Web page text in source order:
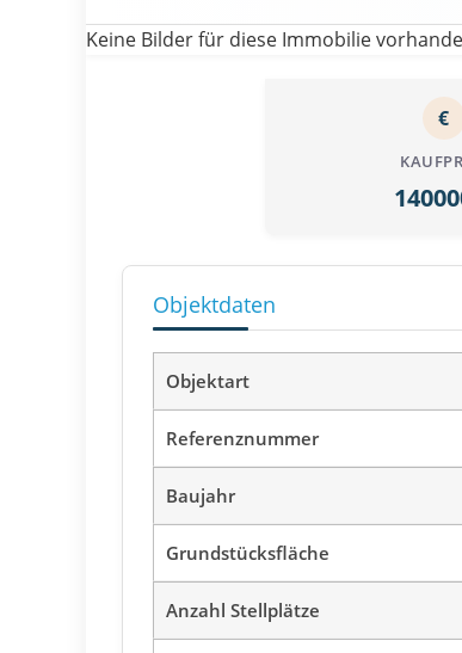
Keine Bilder für diese Immobilie
€
Objektdaten
Objektart
Referenznummer
Baujahr
Grundstücksfläche
Anzahl Stellplätze